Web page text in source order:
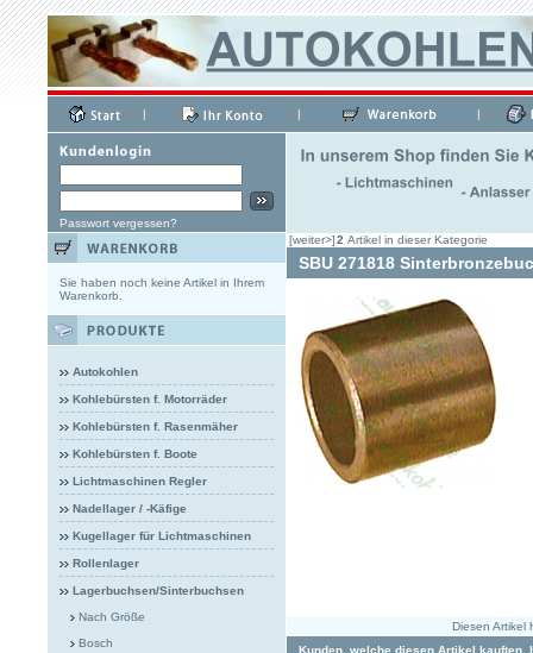
| | |
Passwort vergessen?
Sie haben noch keine Artikel in Ihrem
Warenkorb.
Autokohlen
Kohlebürsten f. Motorräder
Kohlebürsten f. Rasenmäher
Kohlebürsten f. Boote
Lichtmaschinen Regler
Nadellager / -Käfige
Kugellager für Lichtmaschinen
Rollenlager
Lagerbuchsen/Sinterbuchsen
Nach Größe
Bosch
[weiter>]2 Artikel in dieser Kategorie
SBU 271818
Diesen Artikel
Kunden, welche diesen Artikel kauften,